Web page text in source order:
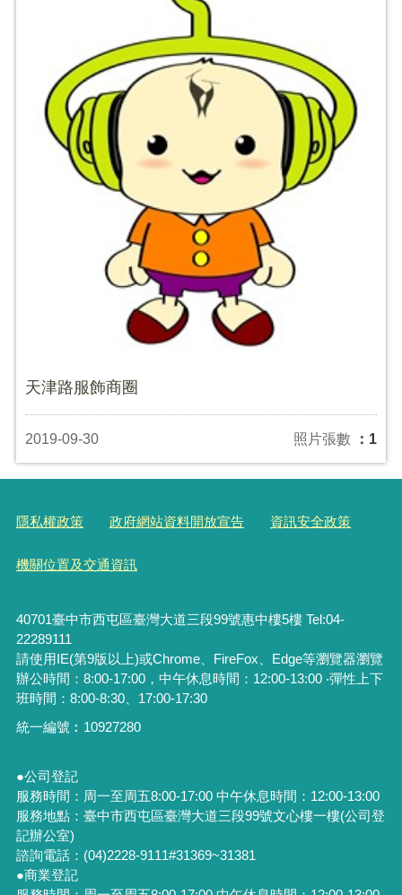
天津路服飾商圈
2019-09-30 照片張數 ：1
隱私權政策 政府網站資料開放宣告 資訊安全政策
機關位置及交通資訊
40701臺中市西屯區臺灣大道三段99號惠中樓5樓 Tel:04-
22289111
請使用IE(第9版以上)或Chrome、FireFox、Edge等瀏覽器瀏覽
辦公時間：8:00-17:00，中午休息時間：12:00-13:00 ‧彈性上下
班時間：8:00-8:30、17:00-17:30
統一編號︰ 10927280
●公司登記
服務時間：周一至周五8:00-17:00 中午休息時間：12:00-13:00
服務地點：臺中市西屯區臺灣大道三段99號文心樓一樓(公司登
記辦公室)
諮詢電話：(04)2228-9111#31369~31381
●商業登記